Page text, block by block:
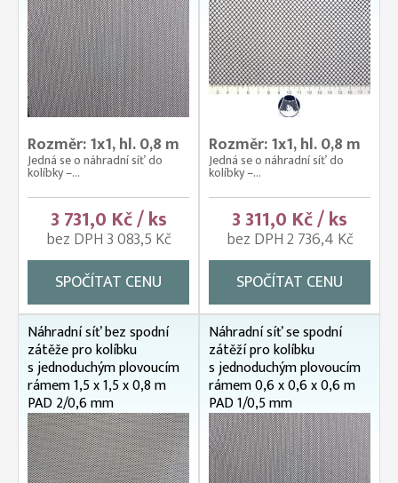
Rozměr: 1x1, hl. 0,8 m
Jedná se o náhradní síť do
kolíbky –...
3 731,0 Kč / ks
bez DPH 3 083,5 Kč
SPOČÍTAT CENU
Rozměr: 1x1, hl. 0,8 m
Jedná se o náhradní síť do
kolíbky –...
3 311,0 Kč / ks
bez DPH 2 736,4 Kč
SPOČÍTAT CENU
Náhradní síť bez spodní
zátěže pro kolíbku
s jednoduchým plovoucím
rámem 1,5 x 1,5 x 0,8 m
PAD 2/0,6 mm
Náhradní síť se spodní
zátěží pro kolíbku
s jednoduchým plovoucím
rámem 0,6 x 0,6 x 0,6 m
PAD 1/0,5 mm